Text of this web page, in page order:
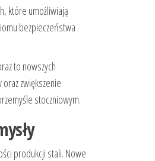
które umożliwiają
bezpieczeństwa
to nowszych
zwiększenie
stoczniowym.
produkcji stali. Nowe